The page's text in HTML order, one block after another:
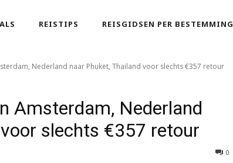
REISTIPS REISGIDSEN PER BESTEMMING
Nederland naar Phuket, Thailand voor slechts €357 retour
Amsterdam, Nederland
slechts €357 retour
0